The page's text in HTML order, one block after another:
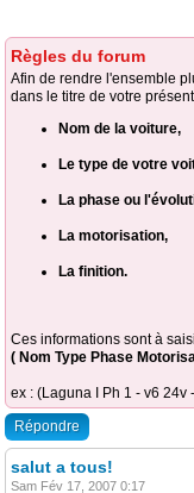
Règles du forum
Afin de rendre l'ensemble
dans le titre de votre
Nom de la voiture,
Le type de votre
La phase ou
La motorisation,
La finition.
Ces informations sont à
( Nom Type Phase
ex : (Laguna I Ph 1 - v6
Répondre
salut a tous!
Sam Fév 17, 2007 0:17